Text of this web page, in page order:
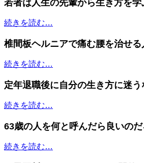
若者は人生の先輩から生き方を
続きを読む…
椎間板ヘルニアで痛む腰を治せ
続きを読む…
定年退職後に自分の生き方に迷う
続きを読む…
63歳の人を何と呼んだら良いのだ
続きを読む…